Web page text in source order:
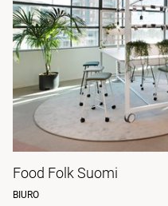
Food Folk Suomi
BIURO